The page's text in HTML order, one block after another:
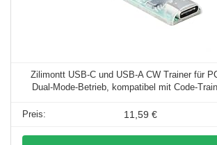
Zilimontt USB-C und USB-A CW Trainer für
Dual-Mode-Betrieb, kompatibel mit Code-
11,59 €